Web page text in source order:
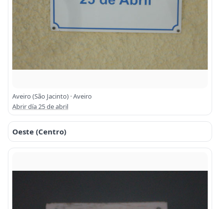
Aveiro (São Jacinto) · Aveiro
Abrir día 25 de abril
Oeste (Centro)